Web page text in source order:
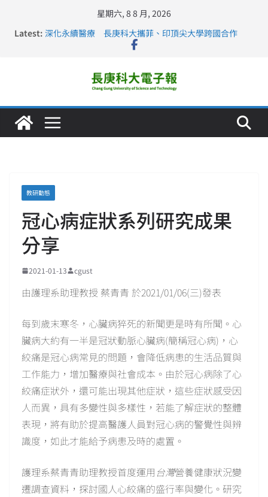
星期六, 8 8 月, 2026
Latest: 深化永續醫療 長庚科大攜菲、印頂尖大學跨國合作
長庚科大訪凱瑟醫療集團、美容學校收穫豐
仁德醫專與長庚科大締結策略聯盟 培育護理尖兵
長庚科大連四年穩居《遠見》醫學大學第5名 辦學實力再
教研動態
冠心病症狀系列研究成果
分享
2021-01-13 cgust
由護理系助理教授 蔡青青 於2021/01/06(三)發表
每到歲末寒冬，心臟病猝死的新聞更是時有所聞。心
臟病大約有一半是冠狀動脈心臟病(簡稱冠心病)，心
絞痛是冠心病常見的問題，會降低病患的生活品質與
工作能力，增加醫療與社會成本。由於冠心病除了心
絞痛症狀外，還可能出現其他症狀，這些症狀感受因
人而異，具有多變性與多樣性，若能了解症狀的整體
表現，將有助於提高醫護人員對冠心病的警覺性與辨
識度，如此才能給予病患及時的處置。
護理系蔡青青助理教授首度運用 台灣營養健康狀況變
遷調查資料，探討國人心絞痛的盛行率與變化。研究